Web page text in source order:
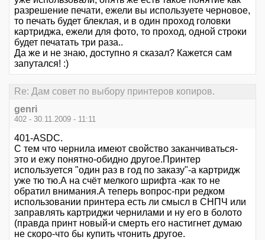
разрешение печати, ежели вы используете черновое,
то печать будет блеклая, и в один проход головки
картриджа, ежели для фото, то проход, одной строки
будет печатать три раза..
Да же и не знаю, доступно я сказал? Кажется сам
запутался! :)
Re: Дам совет по выбору принтеров копиров.
genri
402 - 30.11.2009 - 11:11
401-ASDC.
С тем что чернила имеют свойство заканчиваться-
это и ежу понятно-обидно другое.Принтер
используется "один раз в год по заказу"-а картридж
уже тю тю.А на счёт мелкого шрифта -как то не
обратил внимания.А теперь вопрос-при редком
использовании принтера есть ли смысл в СНПЧ или
заправлять картриджи чернилами и ну его в болото
(правда принт новый-и смерть его настигнет думаю
не скоро-что бы купить чтонить другое.